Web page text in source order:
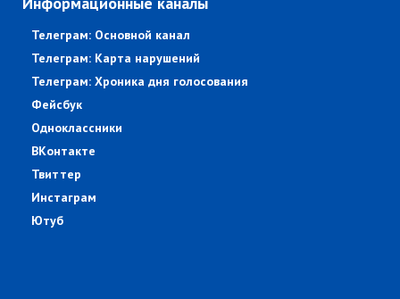
Телеграм: Основной канал
Телеграм: Карта нарушений
Телеграм: Хроника дня голосования
Фейсбук
Одноклассники
ВКонтакте
Твиттер
Инстаграм
Ютуб